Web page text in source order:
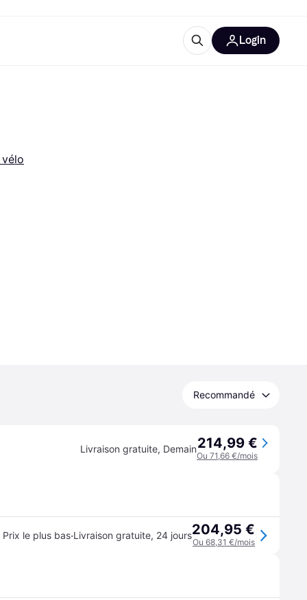
Login
Recommandé
Livraison gratuite, Demain214,99 €
Ou 71,66 €/mois
Prix le plus bas·Livraison gratuite, 24 jours204,95 €
Ou 68,31 €/mois